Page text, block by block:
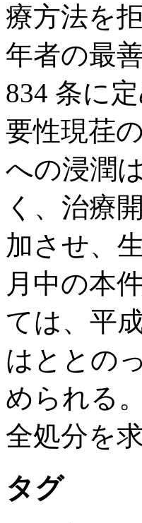
療方法を
年者の最
834 条に
要性現荏
への浸潤
く、治療
加させ、
月中の本
ては、平
はととの
められる
全処分を
タグ